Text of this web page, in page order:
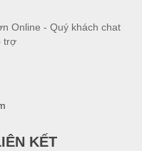
Online - Quý khách chat
trợ
KẾT